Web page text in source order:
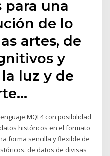
para una
de lo
artes, de
y
luz y de
MQL4 con posibilidad
históricos en el formato
forma sencilla y flexible de
de datos de divisas